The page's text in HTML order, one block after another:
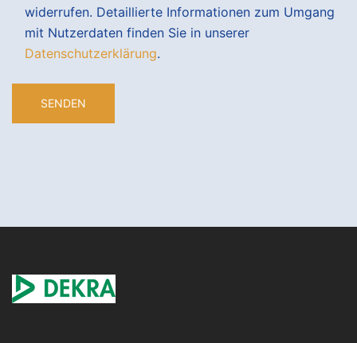
widerrufen. Detaillierte Informationen zum Umgang
mit Nutzerdaten finden Sie in unserer
Datenschutzerklärung.